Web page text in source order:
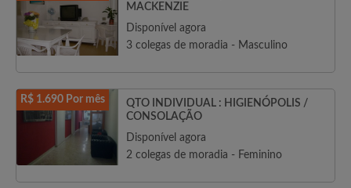
MACKENZIE
Disponível agora
3 colegas de moradia - Masculino
R$ 1.690 Por mês
QTO INDIVIDUAL : HIGIENÓPOLIS /
CONSOLAÇÃO
Disponível agora
2 colegas de moradia - Feminino